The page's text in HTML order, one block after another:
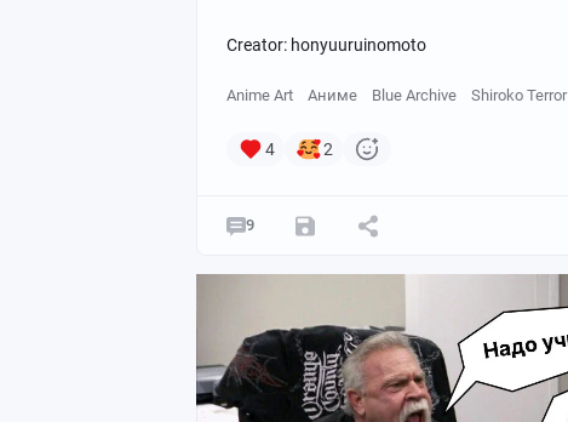
Creator: honyuuruinomoto
Anime Art Аниме Blue Archive Shiroko Terror
4 2
9